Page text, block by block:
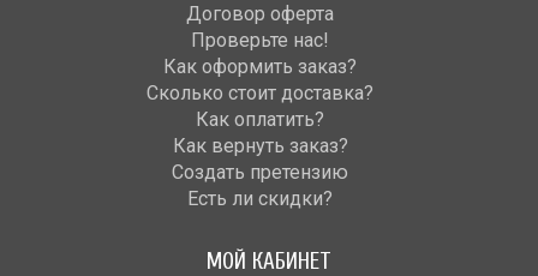
Договор оферта
Проверьте нас!
Как оформить заказ?
Сколько стоит доставка?
Как оплатить?
Как вернуть заказ?
Создать претензию
Есть ли скидки?
МОЙ КАБИНЕТ